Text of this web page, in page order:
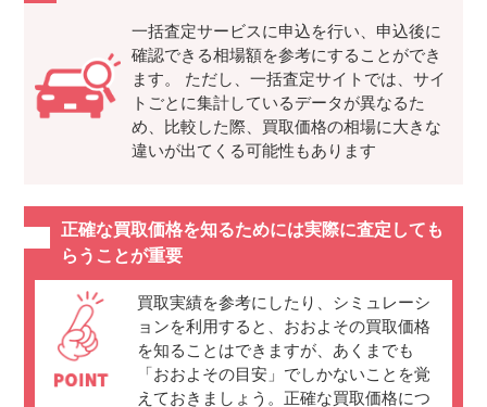
一括査定サービスに申込を行い、申込後に
確認できる相場額を参考にすることができ
ます。 ただし、一括査定サイトでは、サイ
トごとに集計しているデータが異なるた
め、比較した際、買取価格の相場に大きな
違いが出てくる可能性もあります
正確な買取価格を知るためには実際に査定しても
らうことが重要
買取実績を参考にしたり、シミュレーシ
ョンを利用すると、おおよその買取価格
を知ることはできますが、あくまでも
「おおよその目安」でしかないことを覚
えておきましょう。正確な買取価格につ